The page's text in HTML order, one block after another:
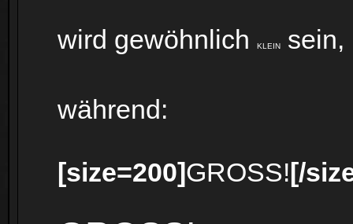
wird gewöhnlich KLEIN sein,
während:
[size=200]GROSS![/